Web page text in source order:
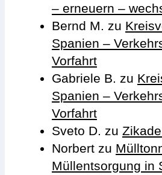
– erneuern –
Bernd M. zu
Spanien –
Vorfahrt
Gabriele B. zu
Spanien –
Vorfahrt
Sveto D. zu
Norbert zu
Müllentsorgung in